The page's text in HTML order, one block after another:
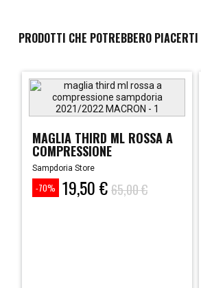
PRODOTTI CHE POTREBBERO PIACERTI
MAGLIA THIRD ML ROSSA A
COMPRESSIONE
SAMPDORIA...
Sampdoria Store
-70%
Prezzo19,50 €
Prezzo
base
65,00 €